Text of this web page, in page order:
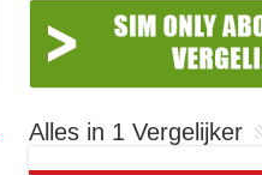
Alles in 1 Vergelijker